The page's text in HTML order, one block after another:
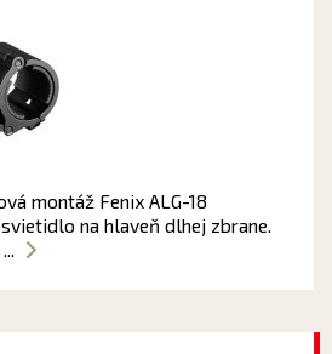
montáž Fenix ALG-18
na hlaveň dlhej zbrane.